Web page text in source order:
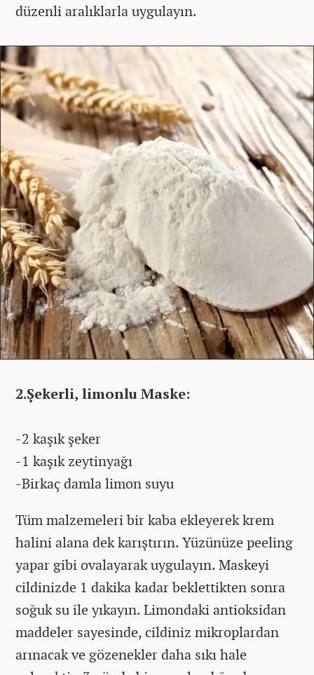
düzenli aralıklarla uygulayın.
2.Şekerli, limonlu Maske:
-2 kaşık şeker
-1 kaşık zeytinyağı
-Birkaç damla limon suyu
Tüm malzemeleri bir kaba ekleyerek krem
halini alana dek karıştırın. Yüzünüze peeling
yapar gibi ovalayarak uygulayın. Maskeyi
cildinizde 1 dakika kadar beklettikten sonra
soğuk su ile yıkayın. Limondaki antioksidan
maddeler sayesinde, cildiniz mikroplardan
arınacak ve gözenekler daha sıkı hale